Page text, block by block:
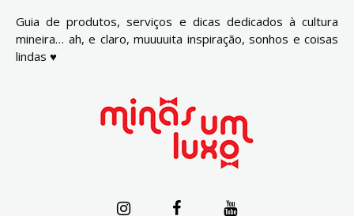
Guia de produtos, serviços e dicas dedicados à cultura
mineira… ah, e claro, muuuuita inspiração, sonhos e coisas
lindas ♥